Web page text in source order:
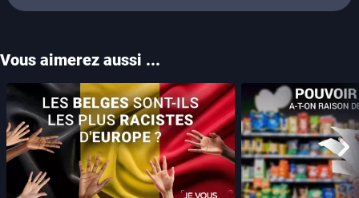
Vous aimerez aussi ...
Les Belges sont-ils les plus racistes
d'Europe ?
Pouvoir d'achat,